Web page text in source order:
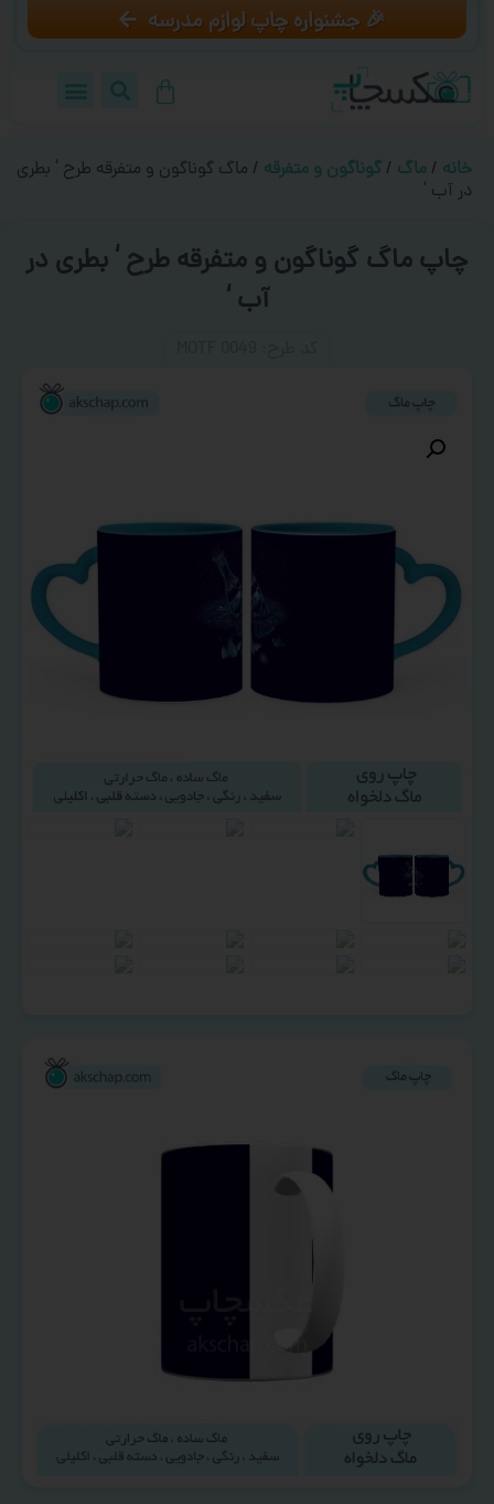
🎉 جشنواره چاپ لوازم مدرسه
خانه / ماگ / گوناگون و متفرقه / ماگ گوناگون و متفرقه طرح ‘ بطری
در آب ‘
چاپ ماگ گوناگون و متفرقه طرح ‘ بطری در
آب ‘